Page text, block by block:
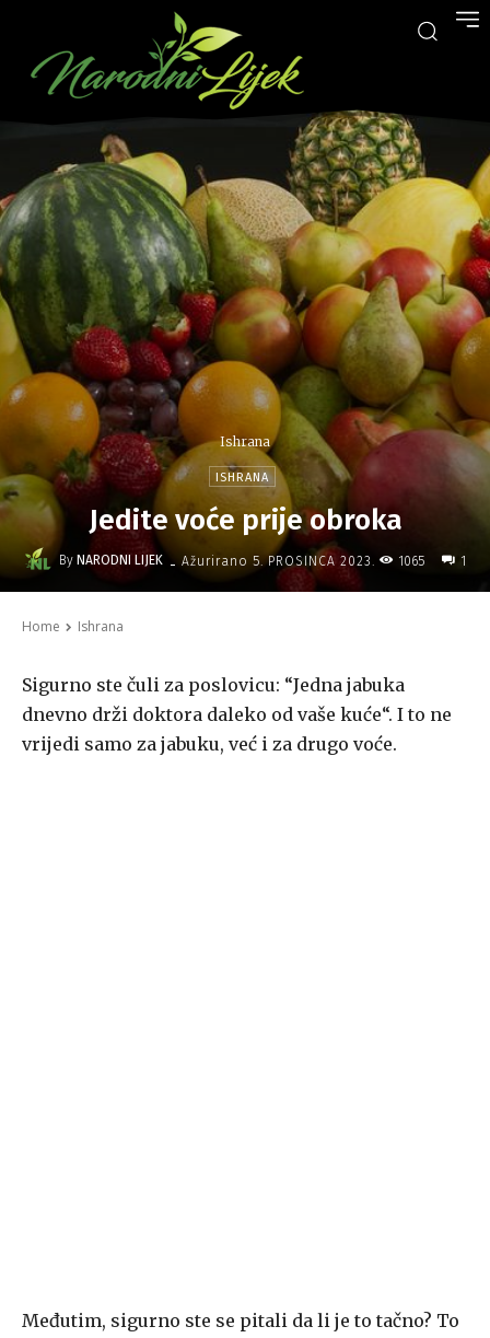
Ishrana
ISHRANA
Jedite voće prije obroka
By NARODNI LIJEK - Ažurirano 5. PROSINCA 2023. 1065 1
Home Ishrana
Sigurno ste čuli za poslovicu: “Jedna jabuka
dnevno drži doktora daleko od vaše kuće“. I to ne
vrijedi samo za jabuku, već i za drugo voće.
Međutim, sigurno ste se pitali da li je to tačno? To